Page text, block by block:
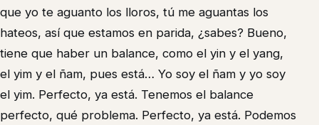
que yo te aguanto los lloros, tú me aguantas los
hateos, así que estamos en parida, ¿sabes? Bueno,
tiene que haber un balance, como el yin y el yang,
el yim y el ñam, pues está… Yo soy el ñam y yo soy
el yim. Perfecto, ya está. Tenemos el balance
perfecto, qué problema. Perfecto, ya está. Podemos